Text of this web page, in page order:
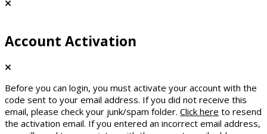
Account Activation
Before you can login, you must activate your account with the
code sent to your email address. If you did not receive this
email, please check your junk/spam folder. Click here to resend
the activation email. If you entered an incorrect email address,